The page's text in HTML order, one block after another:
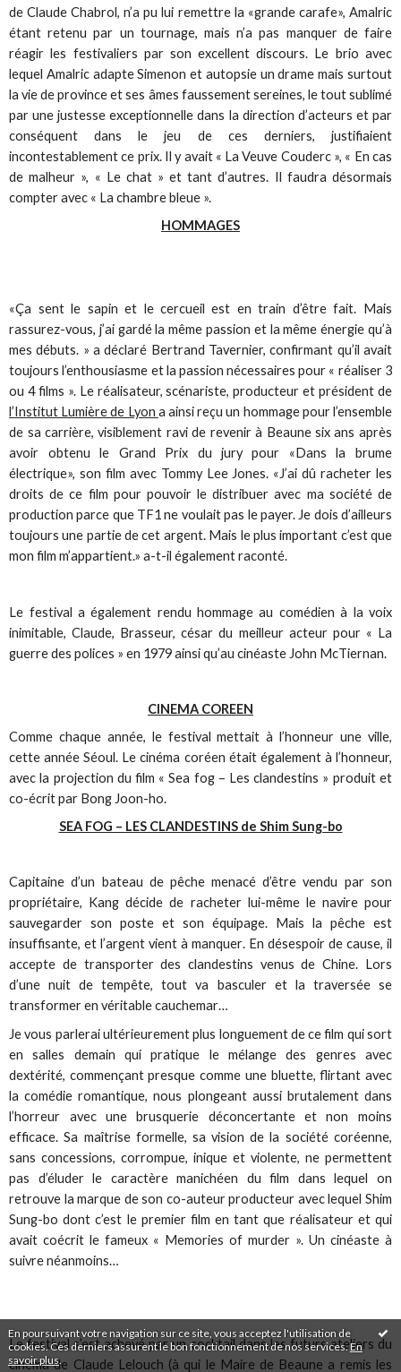
En poursuivant votre navigation sur ce site, vous acceptez l'utilisation de
cookies. Ces derniers assurent le bon fonctionnement de nos services.En
savoir plus.
de Claude Chabrol, n’a pu lui remettre la «grande carafe», Amalric
étant retenu par un tournage, mais n’a pas manquer de faire
réagir les festivaliers par son excellent discours. Le brio avec
lequel Amalric adapte Simenon et autopsie un drame mais surtout
la vie de province et ses âmes faussement sereines, le tout sublimé
par une justesse exceptionnelle dans la direction d’acteurs et par
conséquent dans le jeu de ces derniers, justifiaient
incontestablement ce prix. Il y avait « La Veuve Couderc », « En cas
de malheur », « Le chat » et tant d’autres. Il faudra désormais
compter avec « La chambre bleue ».
HOMMAGES
«Ça sent le sapin et le cercueil est en train d’être fait. Mais
rassurez-vous, j’ai gardé la même passion et la même énergie qu’à
mes débuts. » a déclaré Bertrand Tavernier, confirmant qu’il avait
toujours l’enthousiasme et la passion nécessaires pour « réaliser 3
ou 4 films ». Le réalisateur, scénariste, producteur et président de
l’Institut Lumière de Lyon a ainsi reçu un hommage pour l’ensemble
de sa carrière, visiblement ravi de revenir à Beaune six ans après
avoir obtenu le Grand Prix du jury pour «Dans la brume
électrique», son film avec Tommy Lee Jones. «J’ai dû racheter les
droits de ce film pour pouvoir le distribuer avec ma société de
production parce que TF1 ne voulait pas le payer. Je dois d’ailleurs
toujours une partie de cet argent. Mais le plus important c’est que
mon film m’appartient.» a-t-il également raconté.
Le festival a également rendu hommage au comédien à la voix
inimitable, Claude, Brasseur, césar du meilleur acteur pour « La
guerre des polices » en 1979 ainsi qu’au cinéaste John McTiernan.
CINEMA COREEN
Comme chaque année, le festival mettait à l’honneur une ville,
cette année Séoul. Le cinéma coréen était également à l’honneur,
avec la projection du film « Sea fog – Les clandestins » produit et
co-écrit par Bong Joon-ho.
SEA FOG – LES CLANDESTINS de Shim Sung-bo
Capitaine d’un bateau de pêche menacé d’être vendu par son
propriétaire, Kang décide de racheter lui-même le navire pour
sauvegarder son poste et son équipage. Mais la pêche est
insuffisante, et l’argent vient à manquer. En désespoir de cause, il
accepte de transporter des clandestins venus de Chine. Lors
d’une nuit de tempête, tout va basculer et la traversée se
transformer en véritable cauchemar…
Je vous parlerai ultérieurement plus longuement de ce film qui sort
en salles demain qui pratique le mélange des genres avec
dextérité, commençant presque comme une bluette, flirtant avec
la comédie romantique, nous plongeant aussi brutalement dans
l’horreur avec une brusquerie déconcertante et non moins
efficace. Sa maîtrise formelle, sa vision de la société coréenne,
sans concessions, corrompue, inique et violente, ne permettent
pas d’éluder le caractère manichéen du film dans lequel on
retrouve la marque de son co-auteur producteur avec lequel Shim
Sung-bo dont c’est le premier film en tant que réalisateur et qui
avait coécrit le fameux « Memories of murder ». Un cinéaste à
suivre néanmoins…
Le festival s’est achevé par un cocktail dans les futurs ateliers du
cinéma de Claude Lelouch (à qui le Maire de Beaune a remis les